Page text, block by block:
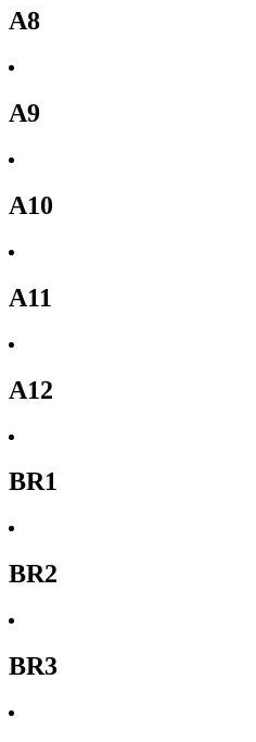
A8
A9
A10
A11
A12
BR1
BR2
BR3